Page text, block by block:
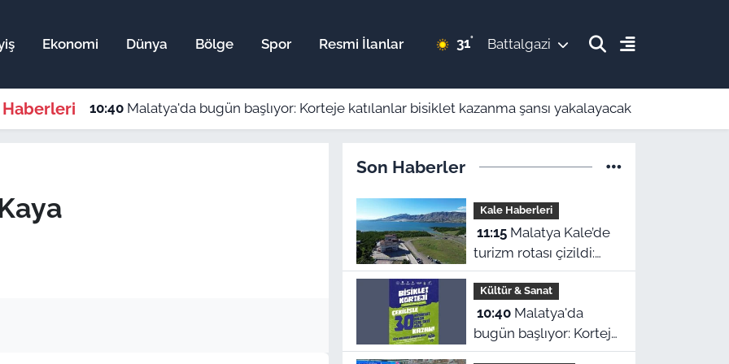
Ekonomi Dünya Bölge Spor Resmi İlanlar 31° Battalgazi
Haberleri 10:40 Malatya'da bugün başlıyor: Korteje katılanlar bisiklet kazanma şansı yakalayacak
Son Haberler
Kale Haberleri
11:15Malatya Kale’de
turizm rotası çizildi:
Kendi değerlerimizle
büyürüz, Bodrum’a
özenmeyiz!
Kültür & Sanat
10:40Malatya'da
bugün başlıyor: Korteje
katılanlar bisiklet